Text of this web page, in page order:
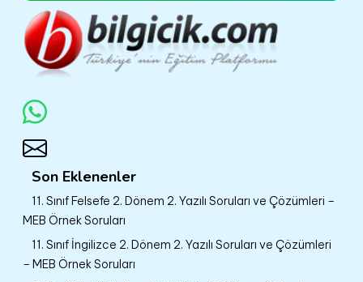
Son Eklenenler
11. Sınıf Felsefe 2. Dönem 2. Yazılı Soruları ve Çözümleri –
MEB Örnek Soruları
11. Sınıf İngilizce 2. Dönem 2. Yazılı Soruları ve Çözümleri
– MEB Örnek Soruları